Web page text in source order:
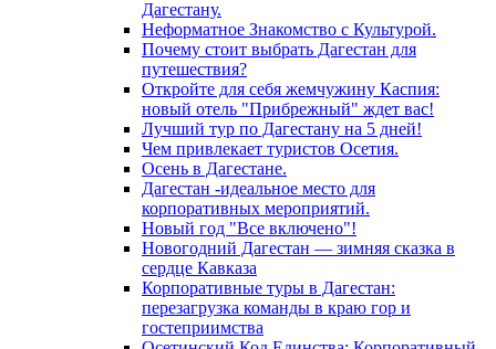
Дагестану.
Неформатное Знакомство с Культурой.
Почему стоит выбрать Дагестан для
путешествия?
Откройте для себя жемчужину Каспия:
новый отель "Прибрежный" ждет вас!
Лучший тур по Дагестану на 5 дней!
Чем привлекает туристов Осетия.
Осень в Дагестане.
Дагестан -идеальное место для
корпоративных мероприятий.
Новый год "Все включено"!
Новогодний Дагестан — зимняя сказка в
сердце Кавказа
Корпоративные туры в Дагестан:
перезагрузка команды в краю гор и
гостеприимства